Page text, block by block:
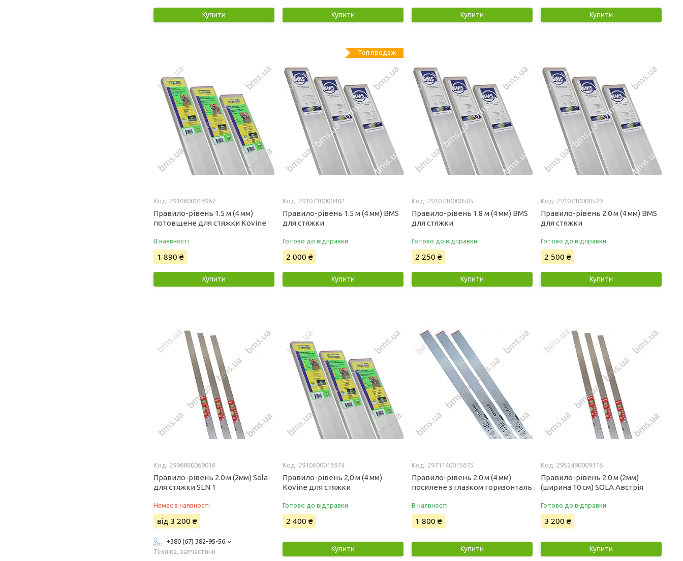
Купити Купити Купити Купити
2910600013967
Правило-рівень 1.5 м (4 мм)
потовщене для стяжки Kovine
В наявності
1 890 ₴
Купити
Топ продаж
2910710000482
Правило-рівень 1.5 м (4 мм) BMS
для стяжки
Готово до відправки
2 000 ₴
Купити
2910710000505
Правило-рівень 1.8 м (4 мм) BMS
для стяжки
Готово до відправки
2 250 ₴
Купити
2910710000529
Правило-рівень 2.0 м (4 мм) BMS
для стяжки
Готово до відправки
2 500 ₴
Купити
2996880069016
Правило-рівень 2.0 м (2мм) Sola
для стяжки SLN 1
Немає в наявності
від 3 200 ₴
+380 (67) 382-95-56
Техніка, запчастини
2910600013974
Правило-рівень 2,0 м (4 мм)
Kovine для стяжки
Готово до відправки
2 400 ₴
Купити
2971140015675
Правило-рівень 2.0 м (4 мм)
посилене з глазком горизонталь
В наявності
1 800 ₴
Купити
2952490009316
Правило-рівень 2.0 м (2мм)
(ширина 10 см) SOLA Австрія
Готово до відправки
3 200 ₴
Купити